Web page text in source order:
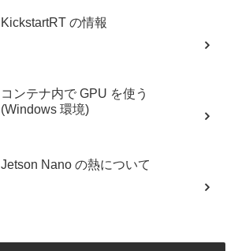
KickstartRT の情報
コンテナ内で GPU を使う
(Windows 環境)
Jetson Nano の熱について